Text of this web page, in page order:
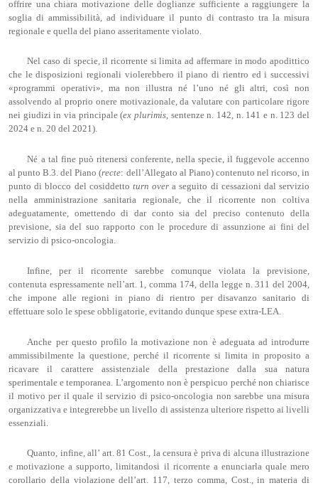
offrire una chiara motivazione delle doglianze sufficiente a raggiungere la
soglia di ammissibilità, ad individuare il punto di contrasto tra la misura
regionale e quella del piano asseritamente violato.
Nel caso di specie, il ricorrente si limita ad affermare in modo apodittico
che le disposizioni regionali violerebbero il piano di rientro ed i successivi
«programmi operativi», ma non illustra né l’uno né gli altri, così non
assolvendo al proprio onere motivazionale, da valutare con particolare rigore
nei giudizi in via principale (explurimis, sentenze n. 142, n. 141 e n. 123 del
2024 e n. 20 del 2021).
Né a tal fine può ritenersi conferente, nella specie, il fuggevole accenno
al punto B.3. del Piano (recte: dell’Allegato al Piano) contenuto nel ricorso, in
punto di blocco del cosiddetto turn over a seguito di cessazioni dal servizio
nella amministrazione sanitaria regionale, che il ricorrente non coltiva
adeguatamente, omettendo di dar conto sia del preciso contenuto della
previsione, sia del suo rapporto con le procedure di assunzione ai fini del
servizio di psico-oncologia.
Infine, per il ricorrente sarebbe comunque violata la previsione,
contenuta espressamente nell’art. 1, comma 174, della legge n. 311 del 2004,
che impone alle regioni in piano di rientro per disavanzo sanitario di
effettuare solo le spese obbligatorie, evitando dunque spese extra-LEA.
Anche per questo profilo la motivazione non è adeguata ad introdurre
ammissibilmente la questione, perché il ricorrente si limita in proposito a
ricavare il carattere assistenziale della prestazione dalla sua natura
sperimentale e temporanea. L’argomento non è perspicuo perché non chiarisce
il motivo per il quale il servizio di psico-oncologia non sarebbe una misura
organizzativa e integrerebbe un livello di assistenza ulteriore rispetto ai livelli
essenziali.
Quanto, infine, all’ art. 81 Cost., la censura è priva di alcuna illustrazione
e motivazione a supporto, limitandosi il ricorrente a enunciarla quale mero
corollario della violazione dell’art. 117, terzo comma, Cost., in materia di